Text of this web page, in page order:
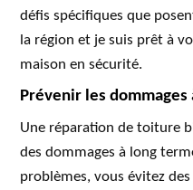
défis spécifiques que
la région et je suis prêt à
maison en sécurité.
Prévenir les dommages
Une réparation de toiture
des dommages à long
problèmes, vous évitez